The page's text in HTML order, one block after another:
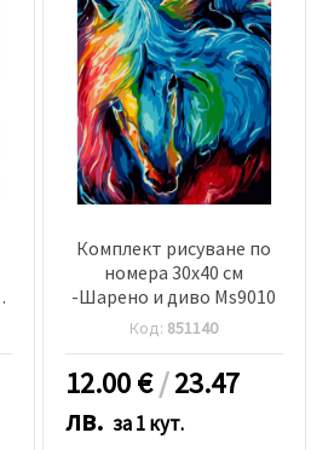
Комплект рисуване по
номера 30x40 см
-Шарено и диво Ms9010
Код: 851140
12.00€/23.47
лв. за 1 кут.